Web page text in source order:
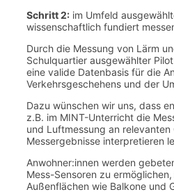
Schritt 2: im Umfeld
wissenschaftlich fundiert
Durch die Messung von Lärm
Schulquartier ausgewählter
eine valide Datenbasis für die
Verkehrsgeschehens und der
Dazu wünschen wir uns, dass
z.B. im MINT-Unterricht die
und Luftmessung an
Messergebnisse interpretieren
Anwohner:innen werden
Mess-Sensoren zu
Außenflächen wie Balkone und